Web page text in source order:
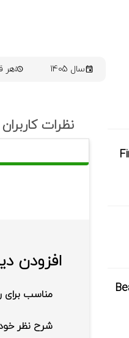
سال 1405 هر قسمت
نظرات کاربران
افزودن
مناسب برای
شرح نظر خود